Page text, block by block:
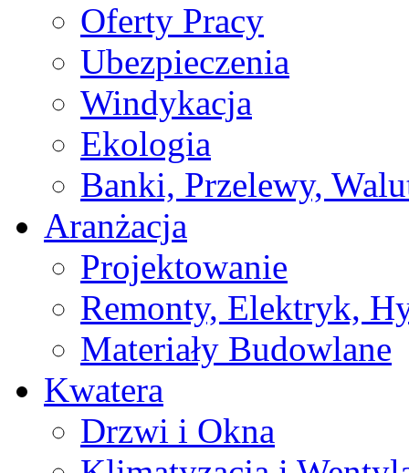
Oferty Pracy
Ubezpieczenia
Windykacja
Ekologia
Banki, Przelewy,
Aranżacja
Projektowanie
Remonty, Elektryk,
Materiały Budowlane
Kwatera
Drzwi i Okna